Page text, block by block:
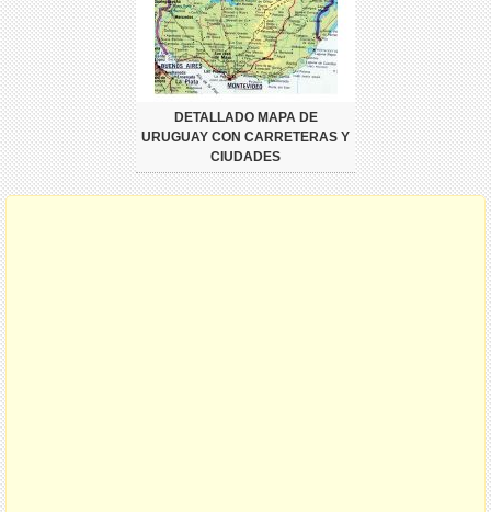
DETALLADO MAPA DE
URUGUAY CON CARRETERAS Y
CIUDADES